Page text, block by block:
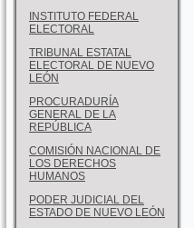
INSTITUTO FEDERAL
ELECTORAL
TRIBUNAL ESTATAL
ELECTORAL DE NUEVO
LEÓN
PROCURADURÍA
GENERAL DE LA
REPÚBLICA
COMISIÓN NACIONAL DE
LOS DERECHOS
HUMANOS
PODER JUDICIAL DEL
ESTADO DE NUEVO LEÓN